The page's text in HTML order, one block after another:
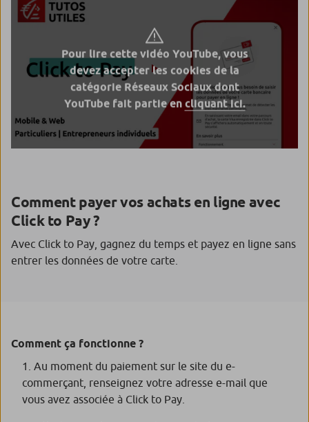
Pour lire cette vidéo YouTube, vous
devez accepter les cookies de la
catégorie Réseaux Sociaux dont
YouTube fait partie en cliquant ici.
Comment payer vos achats en ligne avec
Click to Pay ?
Avec Click to Pay, gagnez du temps et payez en ligne sans
entrer les données de votre carte.
Comment ça fonctionne ?
Au moment du paiement sur le site du e-
commerçant, renseignez votre adresse e-mail que
vous avez associée à Click to Pay.